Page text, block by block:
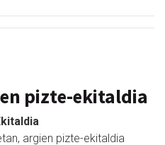
pizte-ekitaldia
argien pizte-ekitaldia